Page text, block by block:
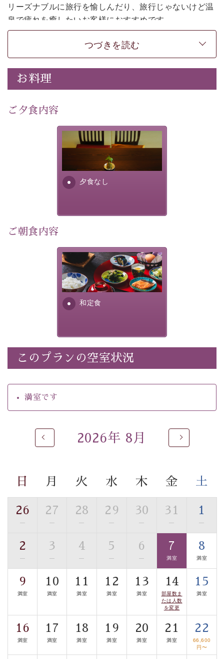
リーズナブルに旅行を愉しんだり、旅行じゃないけど温
泉で疲れを癒したいお客様におすすめです。
ご朝食は個室の料亭で気兼ねなくお食事をお愉しみくだ
-----------【安心への取り組み】----------
個室料亭、貸切風呂のご利用が可能な上、 安心安全にご
滞在いただけるよう
30項目以上からなる独自の衛生・消毒プログラムの基、
徹底した衛生管理を行っております。
-------------------------------------------------
・朝食は個室料亭で個室食
・諏訪大社4社を巡る無料参拝バス（事前予約制）
・館内着をご用意
・館内フリーWi-Fi
・駐車場完備
・個室料亭で個室食
・朝食はこだわりの味噌汁をはじめとした和定食
■お座敷風呂（大浴場）
温泉の成分に合わせ、防菌防カビの特殊素材の畳を使
※男性大浴場までのご移動には階段がございます。 予め
ご了承のほどお願いいたします。
貸切温泉風呂
（40分2000円）
眺望はございませんが、源泉掛け流しの温泉の質を楽し
■諏訪大社4社を巡る無料参拝バス
豊富な知識を持ったドライバー兼ガイドが諏訪大社をご
は【3日前まで】にお電話ください。
※交通規制などにより運行できない日がございます
※年末年始及び御柱祭前後は運行しておりません
以上がプラン内容です。
上諏訪温泉“しんゆ”なら諏訪大社など歴史ある諏訪の街
るお部屋、 大人のたしなみを感じていただける、美しく
癒される宿で贅沢に幸せのときを安心してお過ごしくだ
さい。
つづきを読む
お料理
ご夕食内容
夕食なし
夕食なしご夕食を追加される
場合は、二食付きのプランを
お選びくださいませ。
ご朝食内容
和定食
さっぱりとした和食膳に使わ
れる食材は、諏訪の名産品を
ふんだんに取り入れ、安心・
安全を心掛けた長野県産...
このプランの空室状況
満室です
2026年 8月
日 月 火 水 木 金 土
26
—
27
—
28
—
29
—
30
—
31
—
1
—
2
—
3
—
4
—
5
—
6
—
7
満室
8
満室
9
満室
10
満室
11
満室
12
満室
13
満室
14
部屋数ま
たは人数
を変更
15
満室
16
満室
17
満室
18
満室
19
満室
20
満室
21
満室
22
66,600
円〜